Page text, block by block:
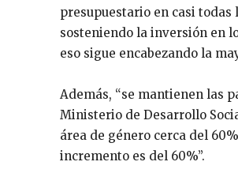
presupuestario en casi todas
sosteniendo la inversión en
eso sigue encabezando la
Además, “se mantienen las
Ministerio de Desarrollo
área de género cerca del
incremento es del 60%”.